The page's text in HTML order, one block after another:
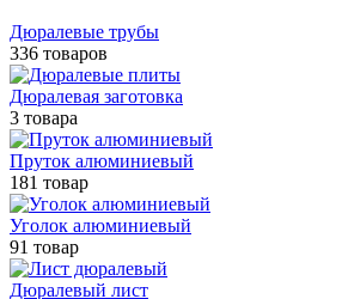
Дюралевые трубы
336 товаров
Дюралевая заготовка
3 товара
Пруток алюминиевый
181 товар
Уголок алюминиевый
91 товар
Дюралевый лист